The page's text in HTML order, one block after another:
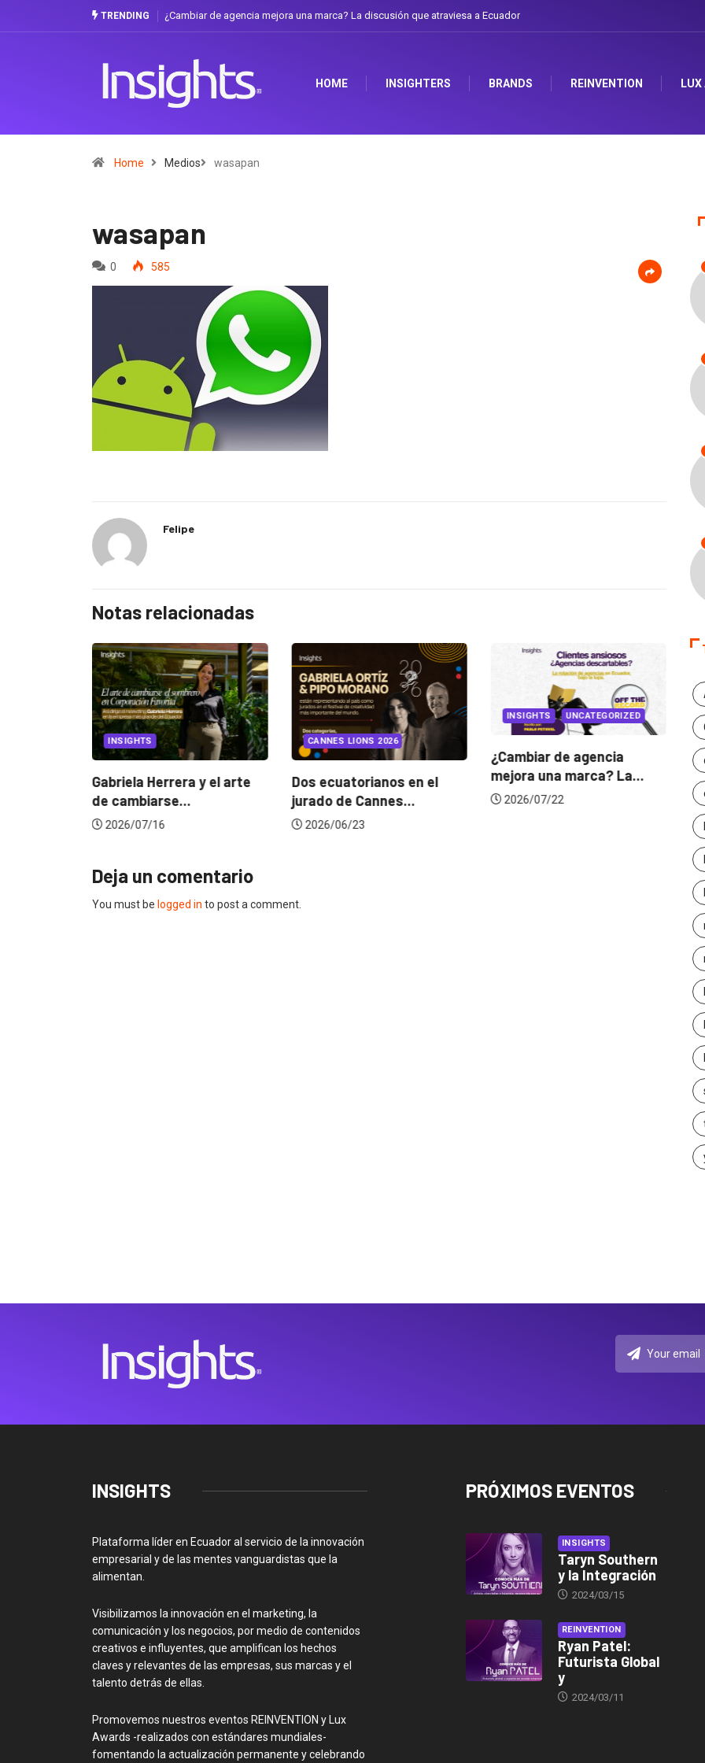
TRENDING ¿Cambiar de agencia mejora una marca? La discusión que atraviesa a Ecuador
HOME INSIGHTERS BRANDS REINVENTION LUX
Home Medios wasapan
wasapan
0 585
Felipe
Notas relacionadas
INSIGHTS
Gabriela Herrera y el arte
de cambiarse...
2026/07/16
CANNES LIONS 2026
Dos ecuatorianos en el
jurado de Cannes...
2026/06/23
INSIGHTS UNCATEGORIZED
¿Cambiar de agencia
mejora una marca? La...
2026/07/22
Deja un comentario
You must be logged in to post a comment.
INSIGHTS
Plataforma líder en Ecuador al servicio de la innovación
empresarial y de las mentes vanguardistas que la
alimentan.
Visibilizamos la innovación en el marketing, la
comunicación y los negocios, por medio de contenidos
creativos e influyentes, que amplifican los hechos
claves y relevantes de las empresas, sus marcas y el
talento detrás de ellas.
Promovemos nuestros eventos REINVENTION y Lux
Awards -realizados con estándares mundiales-
fomentando la actualización permanente y celebrando
PRÓXIMOS EVENTOS
INSIGHTS
Taryn Southern
y la Integración
2024/03/15
REINVENTION
Ryan Patel:
Futurista Global
y
2024/03/11